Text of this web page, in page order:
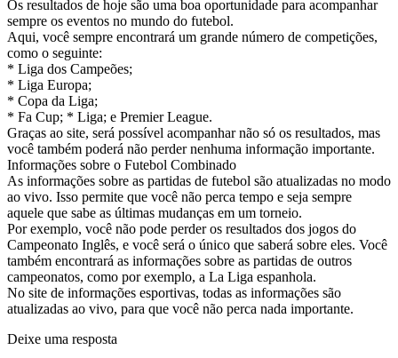
Os resultados de hoje são uma boa oportunidade para acompanhar
sempre os eventos no mundo do futebol.
Aqui, você sempre encontrará um grande número de competições,
como o seguinte:
* Liga dos Campeões;
* Liga Europa;
* Copa da Liga;
* Fa Cup; * Liga; e Premier League.
Graças ao site, será possível acompanhar não só os resultados, mas
você também poderá não perder nenhuma informação importante.
Informações sobre o Futebol Combinado
As informações sobre as partidas de futebol são atualizadas no modo
ao vivo. Isso permite que você não perca tempo e seja sempre
aquele que sabe as últimas mudanças em um torneio.
Por exemplo, você não pode perder os resultados dos jogos do
Campeonato Inglês, e você será o único que saberá sobre eles. Você
também encontrará as informações sobre as partidas de outros
campeonatos, como por exemplo, a La Liga espanhola.
No site de informações esportivas, todas as informações são
atualizadas ao vivo, para que você não perca nada importante.
Deixe uma resposta